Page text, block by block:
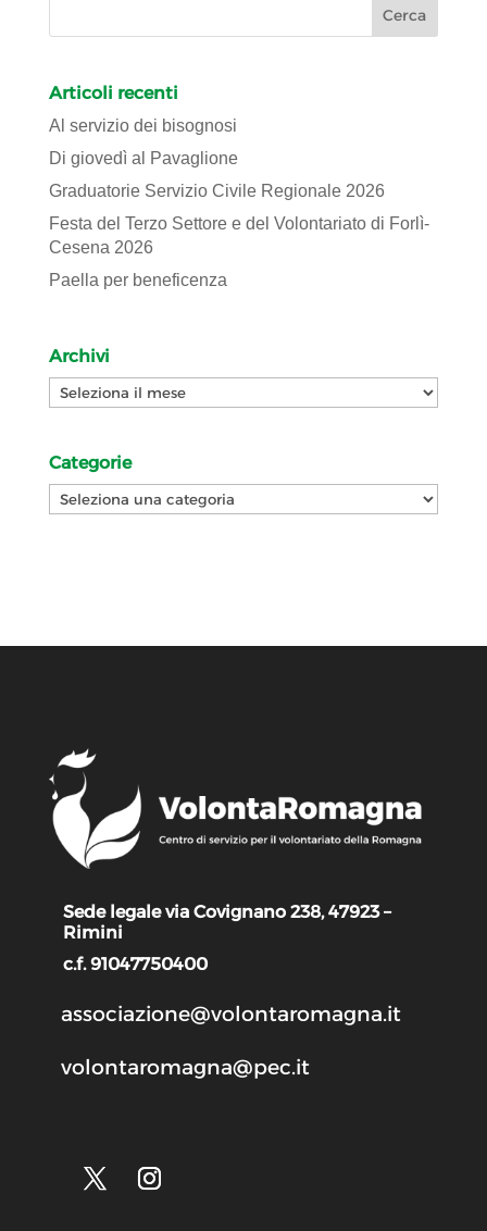
Articoli recenti
Al servizio dei bisognosi
Di giovedì al Pavaglione
Graduatorie Servizio Civile Regionale 2026
Festa del Terzo Settore e del Volontariato di Forlì-
Cesena 2026
Paella per beneficenza
Archivi
Archivi
Categorie
Categorie
Sede legale via Covignano 238, 47923 –
Rimini
c.f. 91047750400
associazione@volontaromagna.it
volontaromagna@pec.it